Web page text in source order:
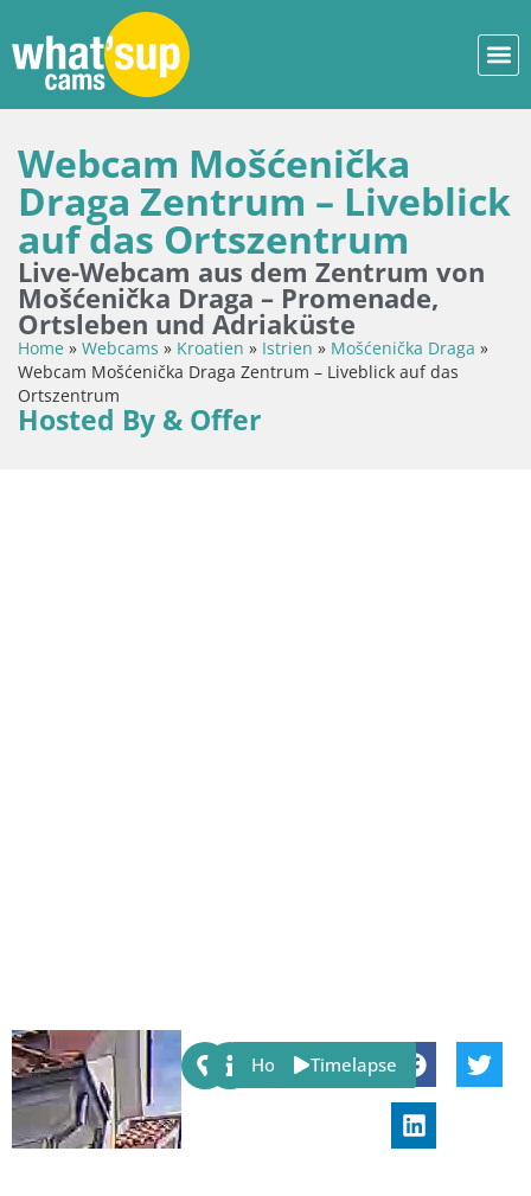
Webcam Mošćenička
Draga Zentrum – Liveblick
auf das Ortszentrum
Live-Webcam aus dem Zentrum von
Mošćenička Draga – Promenade,
Ortsleben und Adriaküste
Home » Webcams » Kroatien » Istrien » Mošćenička Draga »
Webcam Mošćenička Draga Zentrum – Liveblick auf das
Ortszentrum
Hosted By & Offer
Share:
Host Timelapse